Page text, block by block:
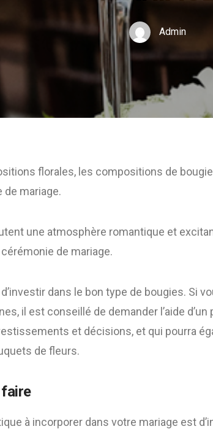
Admin
florales, les compositions de
mariage.
une atmosphère romantique et
de mariage.
dans le bon type de bougies. Si
il est conseillé de demander l’aide
et décisions, et qui pourra
de fleurs.
faire
à incorporer dans votre mariage est